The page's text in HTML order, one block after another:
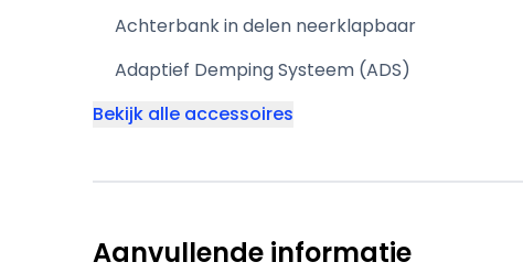
Achterbank in delen neerklapbaar
Adaptief Demping Systeem (ADS)
Bekijk alle accessoires
Aanvullende informatie